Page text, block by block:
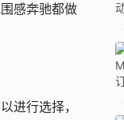
感奔驰都做
进行选择，